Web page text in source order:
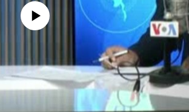
source currently available